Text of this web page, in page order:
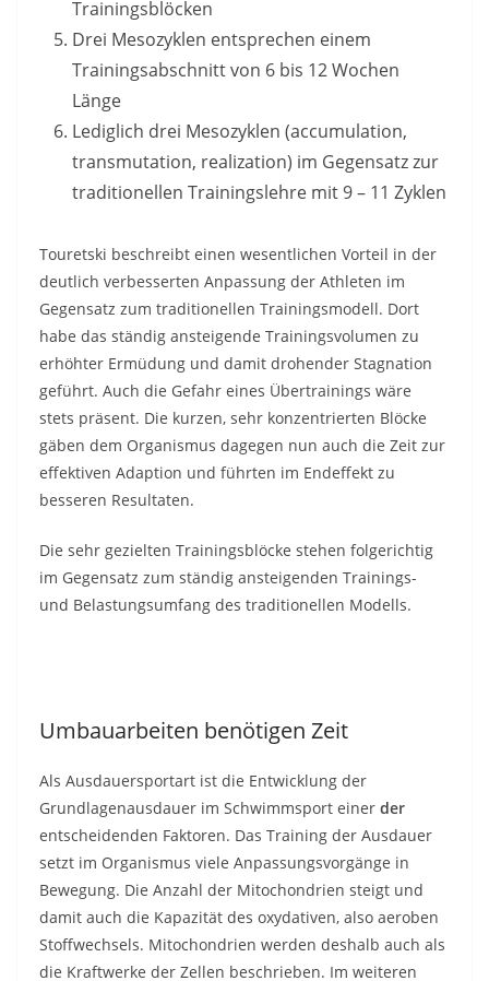
Trainingsblöcken
Drei Mesozyklen entsprechen einem
Trainingsabschnitt von 6 bis 12 Wochen
Länge
Lediglich drei Mesozyklen (accumulation,
transmutation, realization) im Gegensatz zur
traditionellen Trainingslehre mit 9 – 11 Zyklen
Touretski beschreibt einen wesentlichen Vorteil in der
deutlich verbesserten Anpassung der Athleten im
Gegensatz zum traditionellen Trainingsmodell. Dort
habe das ständig ansteigende Trainingsvolumen zu
erhöhter Ermüdung und damit drohender Stagnation
geführt. Auch die Gefahr eines Übertrainings wäre
stets präsent. Die kurzen, sehr konzentrierten Blöcke
gäben dem Organismus dagegen nun auch die Zeit zur
effektiven Adaption und führten im Endeffekt zu
besseren Resultaten.
Die sehr gezielten Trainingsblöcke stehen folgerichtig
im Gegensatz zum ständig ansteigenden Trainings-
und Belastungsumfang des traditionellen Modells.
Umbauarbeiten benötigen Zeit
Als Ausdauersportart ist die Entwicklung der
Grundlagenausdauer im Schwimmsport einer der
entscheidenden Faktoren. Das Training der Ausdauer
setzt im Organismus viele Anpassungsvorgänge in
Bewegung. Die Anzahl der Mitochondrien steigt und
damit auch die Kapazität des oxydativen, also aeroben
Stoffwechsels. Mitochondrien werden deshalb auch als
die Kraftwerke der Zellen beschrieben. Im weiteren